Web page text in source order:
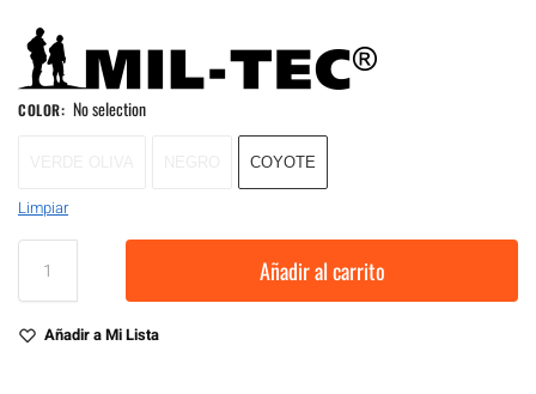
COLOR: No selection
COYOTE
Limpiar
Añadir al carrito
Añadir a Mi Lista